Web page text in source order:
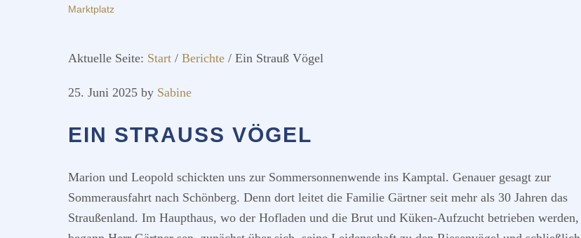
Marktplatz
Aktuelle Seite: Start / Berichte / Ein Strauß Vögel
25. Juni 2025 by Sabine
EIN STRAUSS VÖGEL
Marion und Leopold schickten uns zur Sommersonnenwende ins Kamptal. Genauer gesagt zur
Sommerausfahrt nach Schönberg. Denn dort leitet die Familie Gärtner seit mehr als 30 Jahren das
Straußenland. Im Haupthaus, wo der Hofladen und die Brut und Küken-Aufzucht betrieben werden,